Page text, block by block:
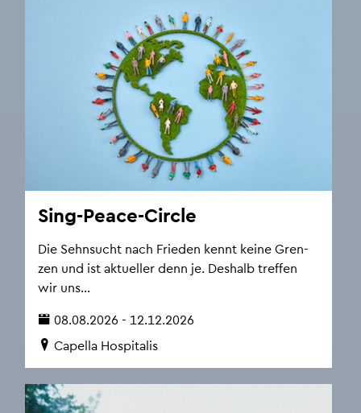
Sing-Peace-Cir­cle
Die Sehn­sucht nach Frie­den kennt keine Gren­
zen und ist ak­tu­el­ler denn je. Des­halb tref­fen
wir uns...
08.08.2026 - 12.12.2026
Ca­pel­la Hos­pi­ta­lis